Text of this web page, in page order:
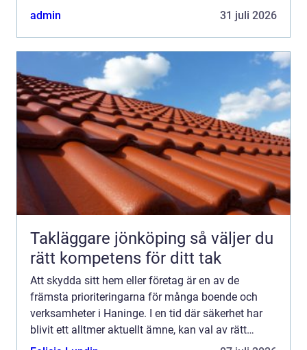
säkerhe...
admin 31 juli 2026
Takläggare jönköping så väljer du
rätt kompetens för ditt tak
Att skydda sitt hem eller företag är en av de
främsta prioriteringarna för många boende och
verksamheter i Haninge. I en tid där säkerhet har
blivit ett alltmer aktuellt ämne, kan val av rätt
säkerhe...